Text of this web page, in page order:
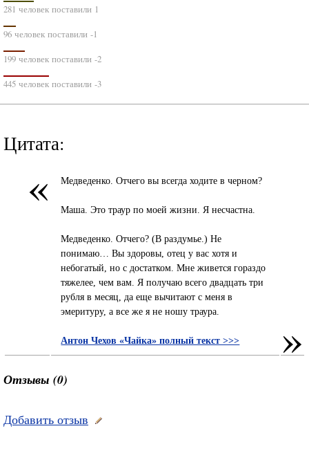
281 человек поставили 1
96 человек поставили -1
199 человек поставили -2
445 человек поставили -3
Цитата:
« Медведенко. Отчего вы всегда ходите в черном?
Маша. Это траур по моей жизни. Я несчастна.
Медведенко. Отчего? (В раздумье.) Не
понимаю… Вы здоровы, отец у вас хотя и
небогатый, но с достатком. Мне живется гораздо
тяжелее, чем вам. Я получаю всего двадцать три
рубля в месяц, да еще вычитают с меня в
эмеритуру, а все же я не ношу траура.
Антон Чехов «Чайка» полный текст >>> »
Отзывы (0)
Добавить отзыв